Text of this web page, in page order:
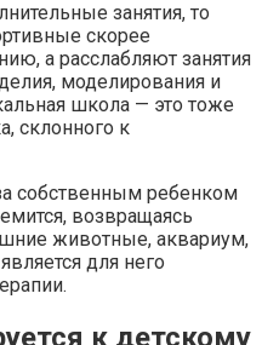
занятия, то
скорее
а расслабляют занятия
моделирования и
школа — это тоже
склонного к
собственным ребенком
возвращаясь
животные, аквариум,
для него
к детскому